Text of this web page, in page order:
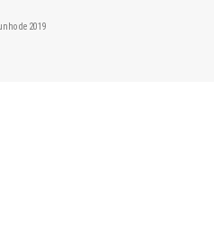
de 2019